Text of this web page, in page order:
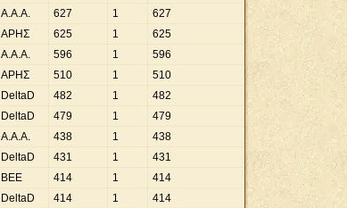
A.A.A. 627 1
627
ΑΡΗΣ 625 1
625
A.A.A. 596 1
596
ΑΡΗΣ 510 1
510
DeltaD 482 1
482
DeltaD 479 1
479
A.A.A. 438 1
438
DeltaD 431 1
431
BEE 414 1
414
DeltaD 414 1
414